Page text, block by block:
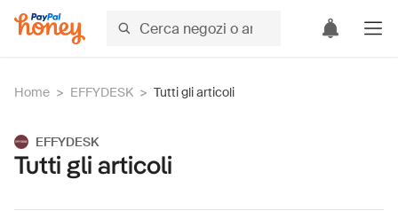
Home > EFFYDESK > Tutti gli articoli
EFFYDESK
Tutti gli articoli